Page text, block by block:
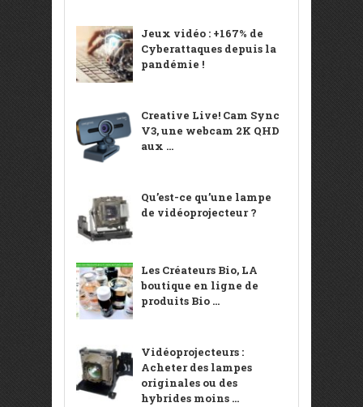
Jeux vidéo : +167% de
Cyberattaques depuis la
pandémie !
Creative Live! Cam Sync
V3, une webcam 2K QHD
aux ...
Qu’est-ce qu’une lampe
de vidéoprojecteur ?
Les Créateurs Bio, LA
boutique en ligne de
produits Bio ...
Vidéoprojecteurs :
Acheter des lampes
originales ou des
hybrides moins ...